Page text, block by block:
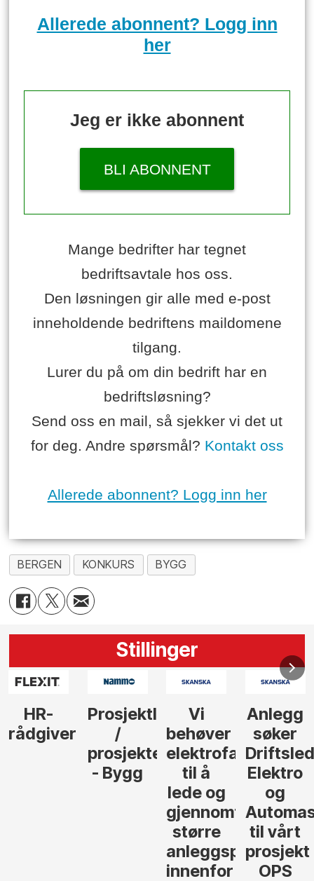
Allerede abonnent? Logg inn
her
Jeg er ikke abonnent
BLI ABONNENT
Mange bedrifter har tegnet
bedriftsavtale hos oss.
Den løsningen gir alle med e-post
inneholdende bedriftens maildomene
tilgang.
Lurer du på om din bedrift har en
bedriftsløsning?
Send oss en mail, så sjekker vi det ut
for deg. Andre spørsmål? Kontakt oss
Allerede abonnent? Logg inn her
BERGEN KONKURS BYGG
Stillinger
Prosjektleder
/
prosjekteringsleder
Vi
behøver
elektrofagfolk
til å
gjennomføre
anleggsprosjekter
Anlegg
søker
Driftsleder
Elektro
og
Automasjon
til vårt
prosjekt
OPS
Senior
- Asker